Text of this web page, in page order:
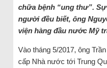
chữa bệnh “ung thư”.
người đềubiết, ông
viện hàng đầu nước Mỹ
Vào tháng 5/2017, ông
cấp Nhà nước tới Trung